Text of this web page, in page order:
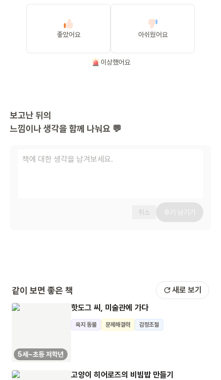
좋았어요 아쉬웠어요
이상했어요
보고난 뒤의
느낌이나 생각을 함께 나눠요 💬
취소 후기 남기기
같이 보면 좋은 책 새로 보기
5세~초등 저학년
핫도그 씨, 미술관에 가다
육지 동물 문제해결력 감정조절
고양이 히어로즈의 비빔밥 만들기